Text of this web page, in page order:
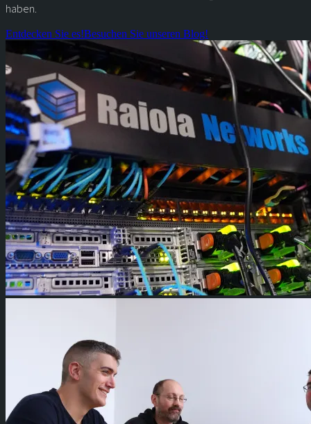
haben.
Entdecken Sie es!Besuchen Sie unseren Blog!